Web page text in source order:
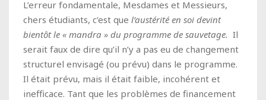
L’erreur fondamentale, Mesdames et Messieurs,
chers étudiants, c’est que l’austérité en soi devint
bientôt le « mandra » du programme de sauvetage. Il
serait faux de dire qu’il n’y a pas eu de changement
structurel envisagé (ou prévu) dans le programme.
Il était prévu, mais il était faible, incohérent et
inefficace. Tant que les problèmes de financement